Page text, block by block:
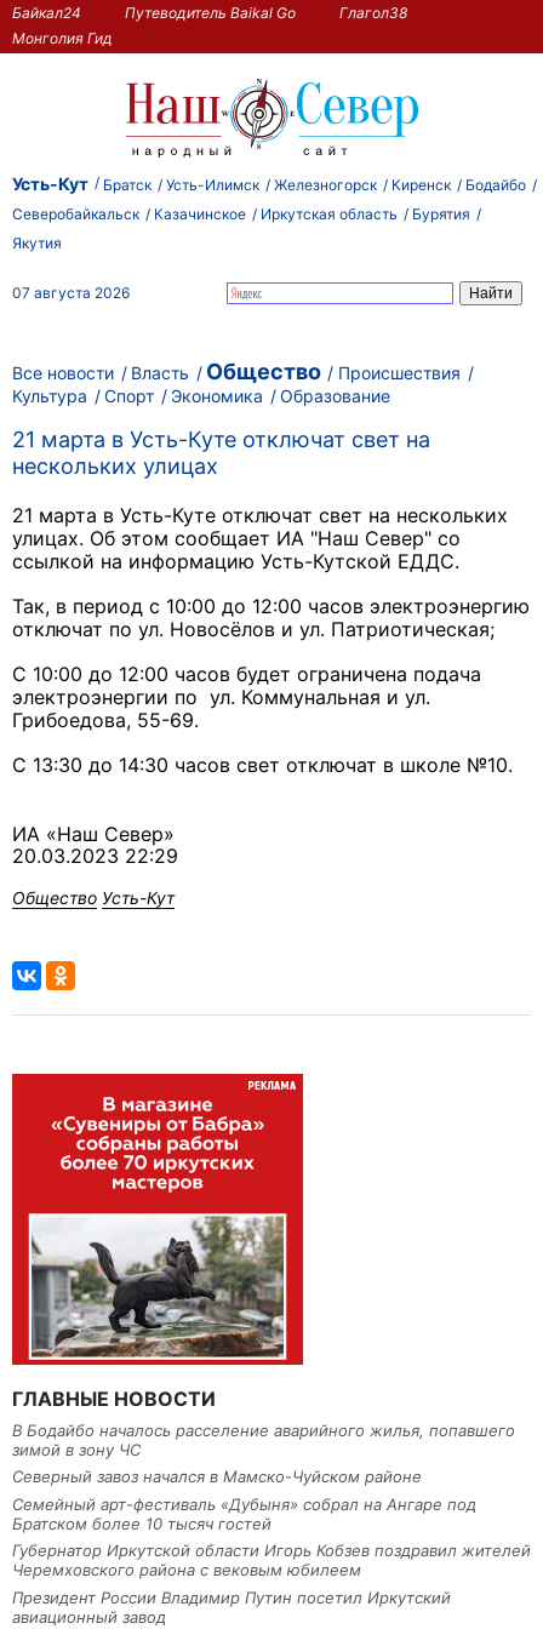
Байкал24 Путеводитель Baikal Go
Глагол38
Монголия Гид
Усть-Кут Братск Усть-Илимск Железногорск Киренск
Бодайбо
Северобайкальск
Казачинское Иркутская область
Бурятия
Якутия
07 августа 2026
Все новости Власть Общество
Происшествия
Культура
Спорт Экономика Образование
21 марта в Усть-Куте отключат свет на
нескольких улицах
21 марта в Усть-Куте отключат свет на нескольких
улицах. Об этом сообщает ИА "Наш Север" со
ссылкой на информацию Усть-Кутской ЕДДС.
Так, в период с 10:00 до 12:00 часов электроэнергию
отключат по ул. Новосёлов и ул. Патриотическая;
С 10:00 до 12:00 часов будет ограничена подача
электроэнергии по ул. Коммунальная и ул.
Грибоедова, 55-69.
С 13:30 до 14:30 часов свет отключат в школе №10.
ИА «Наш Север»
20.03.2023 22:29
Общество Усть-Кут
ГЛАВНЫЕ НОВОСТИ
В Бодайбо началось расселение аварийного жилья, попавшего
зимой в зону ЧС
Северный завоз начался в Мамско-Чуйском районе
Семейный арт-фестиваль «Дубыня» собрал на Ангаре под
Братском более 10 тысяч гостей
Губернатор Иркутской области Игорь Кобзев поздравил жителей
Черемховского района с вековым юбилеем
Президент России Владимир Путин посетил Иркутский
авиационный завод